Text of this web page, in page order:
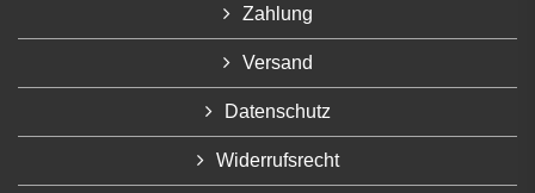
Zahlung
Versand
Datenschutz
Widerrufsrecht